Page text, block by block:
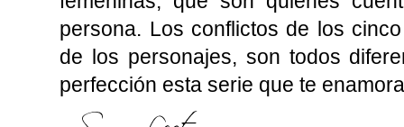
persona. Los conflictos de los
de los personajes, son todos
perfección esta serie que te